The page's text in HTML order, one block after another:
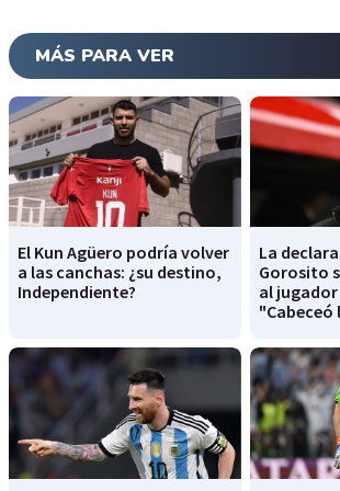
MÁS PARA VER
El Kun Agüero podría volver
a las canchas: ¿su destino,
Independiente?
La
Gorosito
al